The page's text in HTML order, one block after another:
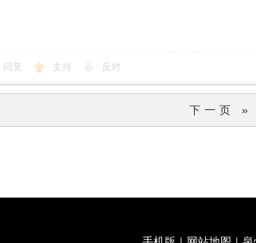
回复 支持 反对
下一页 »